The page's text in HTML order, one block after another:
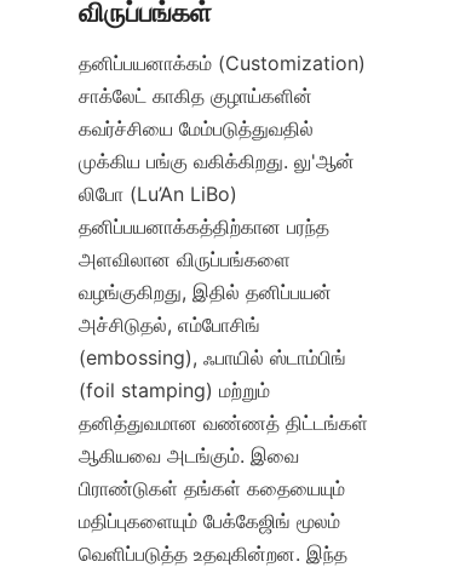
தனிப்பயனாக்கம் (Customization)
சாக்லேட் காகித குழாய்களின்
கவர்ச்சியை மேம்படுத்துவதில்
முக்கிய பங்கு வகிக்கிறது. லு'ஆன்
லிபோ (Lu’An LiBo)
தனிப்பயனாக்கத்திற்கான பரந்த
அளவிலான விருப்பங்களை
வழங்குகிறது, இதில் தனிப்பயன்
அச்சிடுதல், எம்போசிங்
(embossing), ஃபாயில் ஸ்டாம்பிங்
(foil stamping) மற்றும்
தனித்துவமான வண்ணத் திட்டங்கள்
ஆகியவை அடங்கும். இவை
பிராண்டுகள் தங்கள் கதையையும்
மதிப்புகளையும் பேக்கேஜிங் மூலம்
வெளிப்படுத்த உதவுகின்றன. இந்த